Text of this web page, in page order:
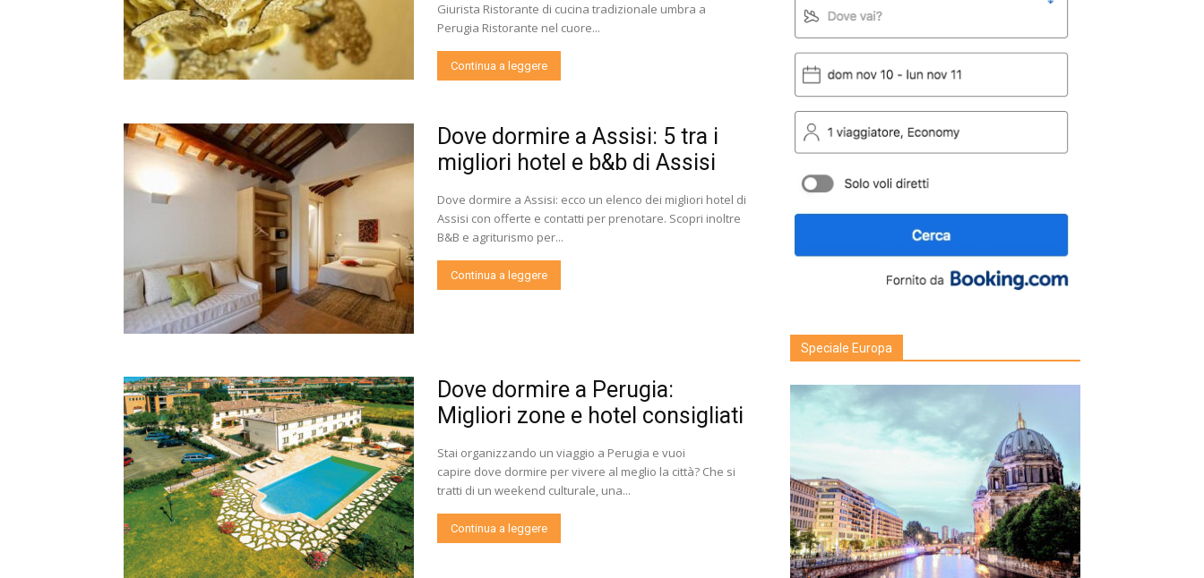
Giurista Ristorante di cucina tradizionale umbra a
Perugia Ristorante nel cuore...
Continua a leggere
Dove dormire a Assisi: 5 tra i
migliori hotel e b&b di Assisi
Dove dormire a Assisi: ecco un elenco dei migliori hotel di
Assisi con offerte e contatti per prenotare. Scopri inoltre
B&B e agriturismo per...
Continua a leggere
Dove dormire a Perugia:
Migliori zone e hotel consigliati
Stai organizzando un viaggio a Perugia e vuoi
capire dove dormire per vivere al meglio la città? Che si
tratti di un weekend culturale, una...
Continua a leggere
Speciale Europa